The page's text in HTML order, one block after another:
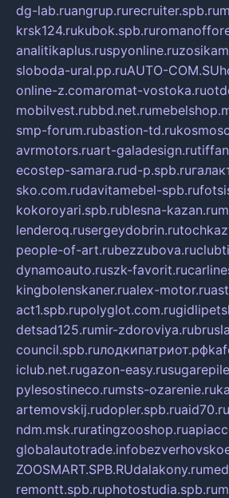
dg-lab.ruangrup.rurecruiter.spb.ru
krsk124.rukubok.spb.ru
analitikaplus.ruspyonline.ru
sloboda-ural.pp.ruAUTO-COM.SU
online-z.comaromat-vostoka.ru
mobilvest.rubbd.net.ru
smp-forum.rubastion-td.ru
avrmotors.ruart-galadesign.ru
ecostep-samara.rud-p.spb.ru
sko.com.rudavitamebel-spb.ru
kokoroyari.spb.rublesna-kazan.ru
lenderoq.rusergeydobrin.ru
people-of-art.rubezzubova.ru
dynamoauto.ruszk-favorit.ru
kingbolenskaner.rualex-motor.ru
act1.spb.rupolyglot.com.ru
detsad125.rumir-zdoroviya.ru
council.spb.ruлодкипатриот.рф
iclub.net.rugazon-easy.ru
pylesostineco.rumsts-ozarenie.ru
artemovskij.rudopler.spb.ruaid70.ru
ndm.msk.ruratingzooshop.ru
globalautotrade.info
ZOOSMART.SPB.RUdalakony.ru
remontt.spb.ruphotostudia.spb.ru